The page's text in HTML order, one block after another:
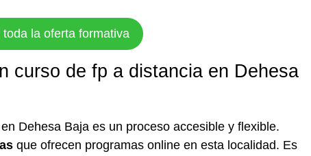
toda la oferta formativa
curso de fp a distancia en Dehesa
Dehesa Baja es un proceso accesible y flexible.
que ofrecen programas online en esta localidad. Es